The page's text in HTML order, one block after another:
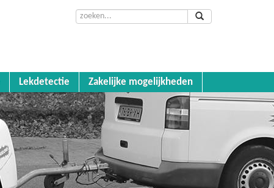
Lekdetectie Zakelijke mogelijkheden